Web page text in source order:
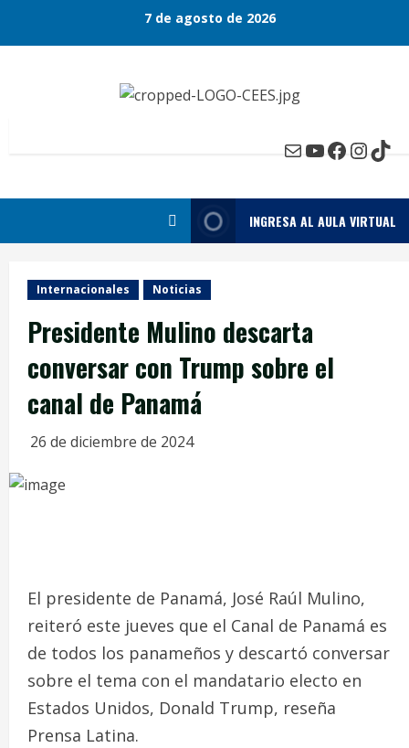
7 de agosto de 2026
MailYouTube
INGRESA AL AULA VIRTUAL
Internacionales Noticias
Presidente Mulino descarta
conversar con Trump sobre el
canal de Panamá
26 de diciembre de 2024
El presidente de Panamá, José Raúl Mulino,
reiteró este jueves que el Canal de Panamá es
de todos los panameños y descartó conversar
sobre el tema con el mandatario electo en
Estados Unidos, Donald Trump, reseña
Prensa Latina.